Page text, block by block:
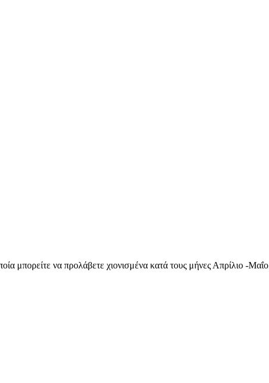
μπορείτε να προλάβετε χιονισμένα κατά τους μήνες Απρίλιο -